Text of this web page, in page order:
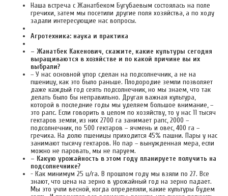
Наша встреча с Жанатбеком Бугубаевым состоялась на поле
гречихи, затем мы посетили другие поля хозяйства, а по ходу
задали интересующие нас вопросы.
Агротехника: наука и практика
– Жанатбек Какенович, скажите, какие культуры сегодня
выращиваются в хозяйстве и по какой причине вы их
выбрали?
– У нас основной упор сделан на подсолнечник, а не на
пшеницу, как это было раньше. Плодородие земли позволяет
даже каждый год сеять подсолнечник, но мы знаем, что так
делать было бы неправильно. Другая важная культура,
которой в последние годы мы уделяем большое внимание, –
это рапс. Если говорить в целом по хозяйству, то у нас 11 тысяч
гектаров земли, из них 2700 га занимает рапс, 2000 –
подсолнечник, по 500 гектаров – ячмень и овес, 400 га –
гречиха. На долю пшеницы приходится 45% пашни. Пары у нас
занимают тысячу гектаров. Но пар – вынужденная мера, если
можно не паровать, мы не паруем.
– Какую урожайность в этом году планируете получить на
подсолнечнике?
- Как минимум 25 ц/га. В прошлом году мы взяли по 27. Все
знают, что цена на зерно в урожайный год на зерно падает.
Мы это учли весной, когда определяли, какие культуры будем